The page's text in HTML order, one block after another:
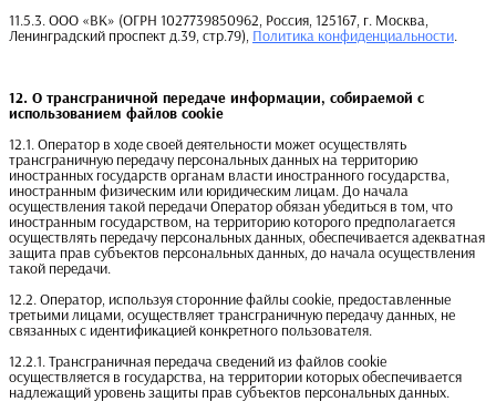
11.5.3. ООО «ВК» (ОГРН 1027739850962, Россия, 125167, г. Москва,
Ленинградский проспект д.39, стр.79), Политика конфиденциальности.
12. О трансграничной передаче информации, собираемой с
использованием файлов cookie
12.1. Оператор в ходе своей деятельности может осуществлять
трансграничную передачу персональных данных на территорию
иностранных государств органам власти иностранного государства,
иностранным физическим или юридическим лицам. До начала
осуществления такой передачи Оператор обязан убедиться в том, что
иностранным государством, на территорию которого предполагается
осуществлять передачу персональных данных, обеспечивается адекватная
защита прав субъектов персональных данных, до начала осуществления
такой передачи.
12.2. Оператор, используя сторонние файлы cookie, предоставленные
третьими лицами, осуществляет трансграничную передачу данных, не
связанных с идентификацией конкретного пользователя.
12.2.1. Трансграничная передача сведений из файлов cookie
осуществляется в государства, на территории которых обеспечивается
надлежащий уровень защиты прав субъектов персональных данных.